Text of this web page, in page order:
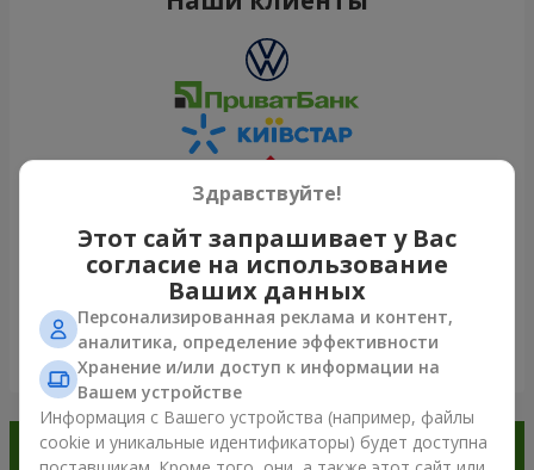
Посмотреть все
Заказывайте в приложении
Здравствуйте!
Этот сайт запрашивает у Вас
согласие на использование
Ваших данных
Персонализированная реклама и контент,
аналитика, определение эффективности
Хранение и/или доступ к информации на
Вашем устройстве
Информация с Вашего устройства (например, файлы
cookie и уникальные идентификаторы) будет доступна